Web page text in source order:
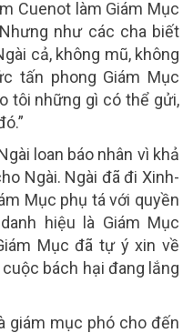
Cuenot làm Giám Mục
như các cha biết
cả, không mũ, không
tấn phong Giám Mục
tôi những gì có thể gửi,
loan báo nhân vì khả
Ngài. Ngài đã đi Xinh-
Mục phụ tá với quyền
hiệu là Giám Mục
Mục đã tự ý xin về
bách hại đang lắng
giám mục phó cho đến